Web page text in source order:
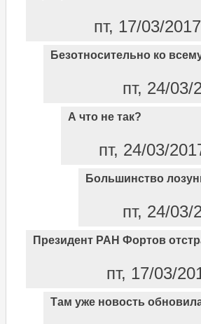
пт, 17/03/
Безотносительно ко
пт, 24/
А что не так?
пт, 24/03/
Большинство
пт, 24/
Президент РАН Фортов
пт, 17/03/
Там уже новость